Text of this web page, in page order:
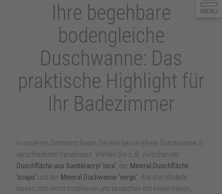
Ihre begehbare
bodengleiche
Duschwanne: Das
praktische Highlight für
Ihr Badezimmer
In unserem Sortiment finden Sie eine barrierefreie Duschwanne in
verschiedenen Variationen. Wählen Sie z. B. zwischen der
Duschfläche aus Sanitäracryl ‘isca’, der Mineral Duschfläche
‘scapo’ und der Mineral Duchwanne ‘vergo’. Alle drei Modelle
lassen sich leicht installieren und bestechen mit einem klaren,